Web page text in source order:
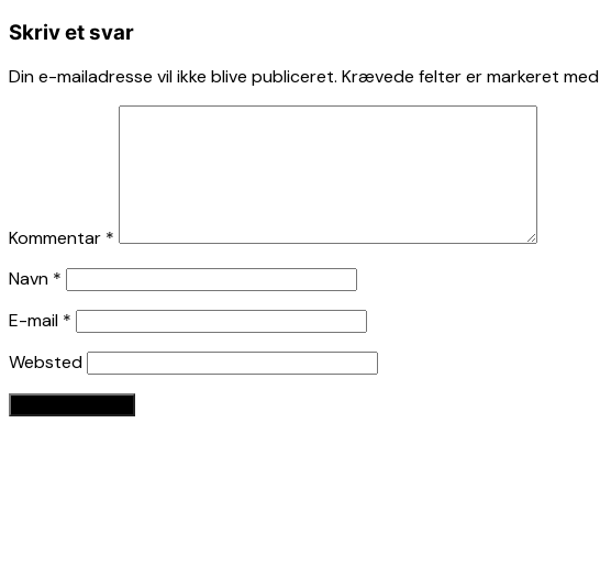
Skriv et svar
Din e-mailadresse vil ikke blive publiceret. Krævede felter er markeret med
Kommentar *
Navn *
E-mail *
Websted